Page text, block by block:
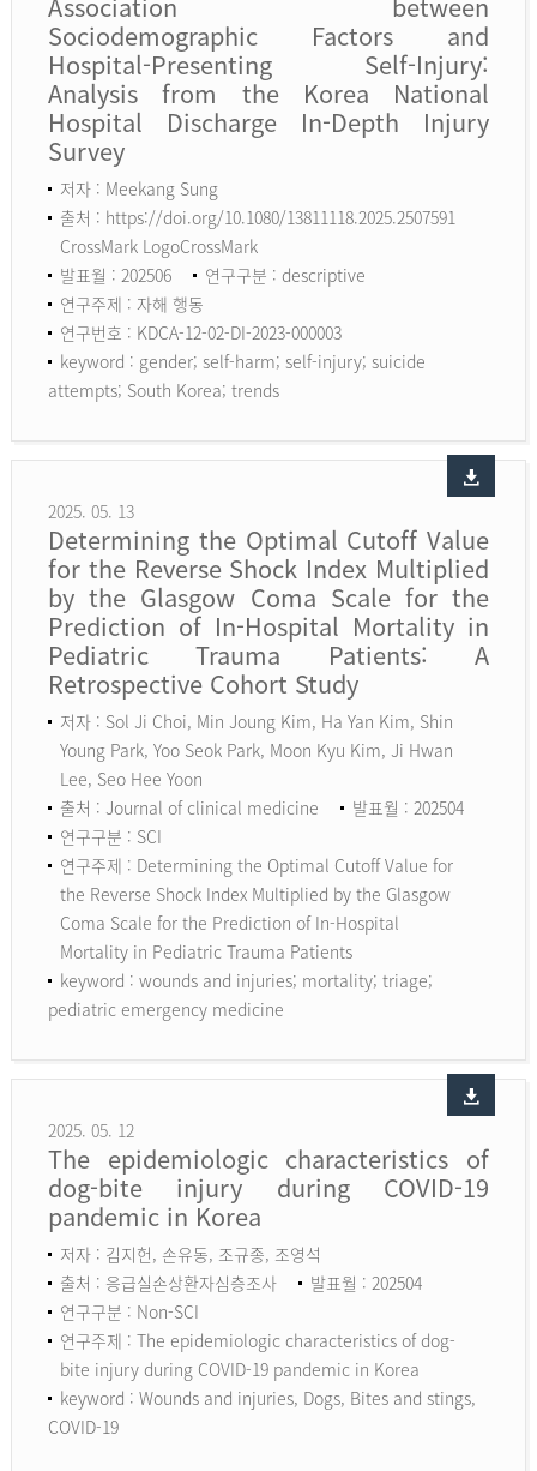
Sociodemographic Factors and
Hospital-Presenting Self-Injury:
Analysis from the Korea National
Hospital Discharge In-Depth Injury
Survey
저자 : Meekang Sung
출처 : https://doi.org/10.1080/13811118.2025.2507591
CrossMark LogoCrossMark
발표월 : 202506
연구구분 : descriptive
연구주제 : 자해 행동
연구번호 : KDCA-12-02-DI-2023-000003
keyword : gender; self-harm; self-injury; suicide
attempts; South Korea; trends
2025. 05. 13
Determining the Optimal Cutoff Value
for the Reverse Shock Index Multiplied
by the Glasgow Coma Scale for the
Prediction of In-Hospital Mortality in
Pediatric Trauma Patients: A
Retrospective Cohort Study
저자 : Sol Ji Choi, Min Joung Kim, Ha Yan Kim, Shin
Young Park, Yoo Seok Park, Moon Kyu Kim, Ji Hwan
Lee, Seo Hee Yoon
출처 : Journal of clinical medicine
발표월 : 202504
연구구분 : SCI
연구주제 : Determining the Optimal Cutoff Value for
the Reverse Shock Index Multiplied by the Glasgow
Coma Scale for the Prediction of In-Hospital
Mortality in Pediatric Trauma Patients
keyword : wounds and injuries; mortality; triage;
pediatric emergency medicine
2025. 05. 12
The epidemiologic characteristics of
dog-bite injury during COVID-19
pandemic in Korea
저자 : 김지헌, 손유동, 조규종, 조영석
출처 : 응급실손상환자심층조사
발표월 : 202504
연구구분 : Non-SCI
연구주제 : The epidemiologic characteristics of dog-
bite injury during COVID-19 pandemic in Korea
keyword : Wounds and injuries, Dogs, Bites and stings,
COVID-19